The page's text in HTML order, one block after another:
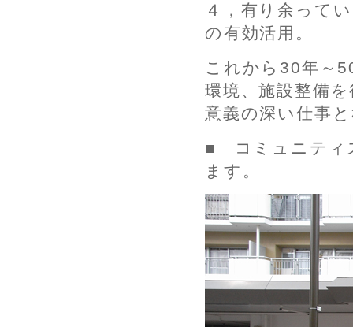
４，有り余って
の有効活用。
これから30年～
環境、施設整備
意義の深い仕事
■ コミュニティ
ます。